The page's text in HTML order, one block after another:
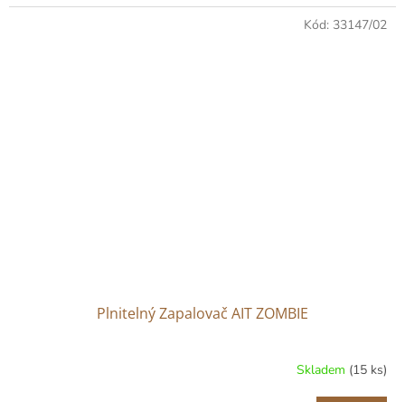
Plnitelný Zapalovač AIT ZOMBIE
Skladem (15 ks)
Kód: 33147/02